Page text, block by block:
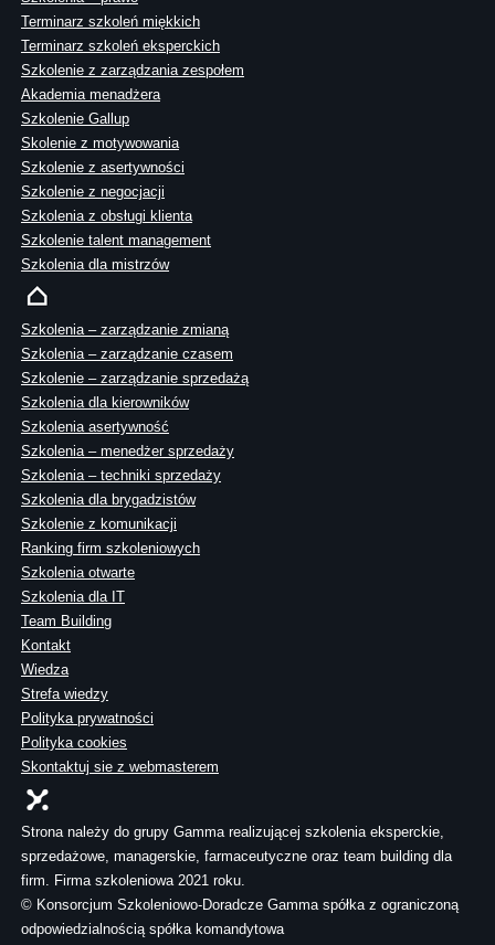
Terminarz szkoleń miękkich
Terminarz szkoleń eksperckich
Szkolenie z zarządzania zespołem
Akademia menadżera
Szkolenie Gallup
Skolenie z motywowania
Szkolenie z asertywności
Szkolenie z negocjacji
Szkolenia z obsługi klienta
Szkolenie talent management
Szkolenia dla mistrzów
Szkolenia – zarządzanie zmianą
Szkolenia – zarządzanie czasem
Szkolenie – zarządzanie sprzedażą
Szkolenia dla kierowników
Szkolenia asertywność
Szkolenia – menedżer sprzedaży
Szkolenia – techniki sprzedaży
Szkolenia dla brygadzistów
Szkolenie z komunikacji
Ranking firm szkoleniowych
Szkolenia otwarte
Szkolenia dla IT
Team Building
Kontakt
Wiedza
Strefa wiedzy
Polityka prywatności
Polityka cookies
Skontaktuj sie z webmasterem
Strona należy do grupy Gamma realizującej szkolenia eksperckie,
sprzedażowe, managerskie, farmaceutyczne oraz team building dla
firm. Firma szkoleniowa 2021 roku.
© Konsorcjum Szkoleniowo-Doradcze Gamma spółka z ograniczoną
odpowiedzialnością spółka komandytowa